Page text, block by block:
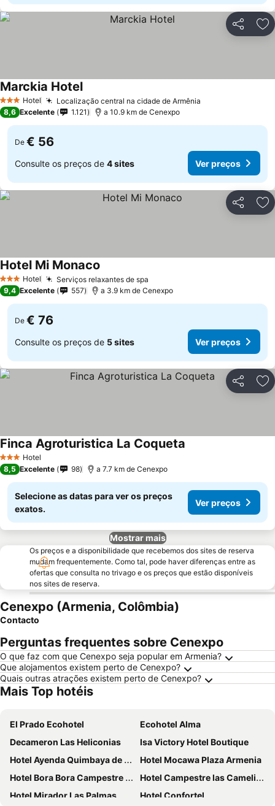
Partilhar
3 EstrelasHotel Localização central na cidade de Armênia
Marckia HotelVer preços
8,6 Excelente 1.121 a 10.9 km de Cenexpo
De € 56
Consulte os preços de 4 sites Ver preços
Partilhar
3 EstrelasHotel Serviços relaxantes de spa
Hotel Mi Monaco
9,4 Excelente 557 a 3.9 km de Cenexpo
De € 76
Consulte os preços de 5 sites Ver preços
Partilhar
3 EstrelasHotel
Finca Agroturistica La Coqueta
8,5 Excelente 98 a 7.7 km de Cenexpo
Selecione as datas para ver os preços
exatos.
Ver preços
Mostrar mais
Os preços e a disponibilidade que recebemos dos sites de reserva
mudam frequentemente. Como tal, pode haver diferenças entre as
ofertas que consulta no trivago e os preços que estão disponíveis
nos sites de reserva.
Cenexpo (Armenia, Colômbia)
Contacto
Perguntas frequentes sobre Cenexpo
O que faz com que Cenexpo seja popular em Armenia?
Que alojamentos existem perto de Cenexpo?
Quais outras atrações existem perto de Cenexpo?
Mais Top hotéis
El Prado Ecohotel
Ecohotel Alma
Decameron Las Heliconias
Isa Victory Hotel Boutique
Hotel Ayenda Quimbaya de Oro 1903
Hotel Mocawa Plaza Armenia
Hotel Bora Bora Campestre Los Mangos
Hotel Campestre las Camelias
Hotel Mirador Las Palmas
Hotel Confortel